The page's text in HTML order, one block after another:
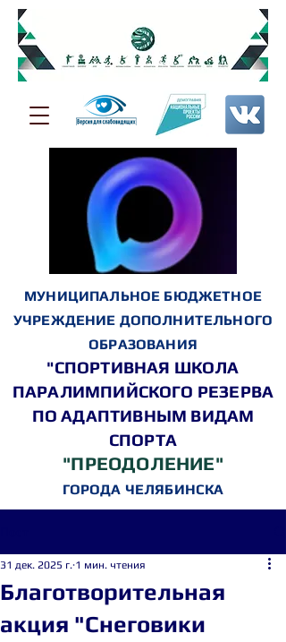
МУНИЦИПАЛЬНОЕ БЮДЖЕТНОЕ
УЧРЕЖДЕНИЕ ДОПОЛНИТЕЛЬНОГО
ОБРАЗОВАНИЯ
"СПОРТИВНАЯ ШКОЛА
ПАРАЛИМПИЙСКОГО РЕЗЕРВА
ПО АДАПТИВНЫМ ВИДАМ
СПОРТА
"ПРЕОДОЛЕНИЕ"
ГОРОДА ЧЕЛЯБИНСКА
Благотворительная
акция "Снеговики
31 дек. 2025 г. 1 мин. чтения